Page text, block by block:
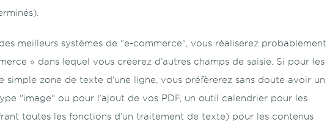
meilleurs systèmes de "e-commerce", vous réaliserez probablement
» dans lequel vous créerez d’autres champs de saisie. Si pour les
simple zone de texte d’une ligne, vous préfèrerez sans doute avoir un
"image" ou pour l’ajout de vos PDF, un outil calendrier pour les
toutes les fonctions d’un traitement de texte) pour les contenus